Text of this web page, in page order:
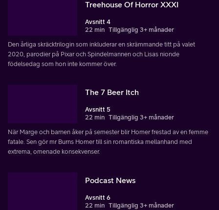
Treehouse Of Horror XXXI
Avsnitt 4
22 min Tillgänglig 3+ månader
Den årliga skräcktrilogin som inkluderar en skrämmande titt på valet
2020, parodier på Pixar och Spindelmannen och Lisas nionde
födelsedag som hon inte kommer över.
The 7 Beer Itch
Avsnitt 5
22 min Tillgänglig 3+ månader
När Marge och barnen åker på semester blir Homer frestad av en femme
fatale. Sen gör mr Burns Homer till sin romantiska mellanhand med
extrema, omenade konsekvenser.
Podcast News
Avsnitt 6
22 min Tillgänglig 3+ månader